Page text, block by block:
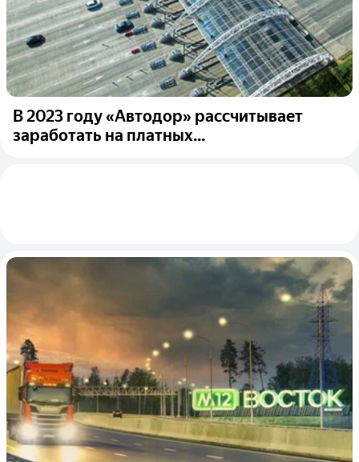
В 2023 году «Автодор» рассчитывает
заработать на платных...